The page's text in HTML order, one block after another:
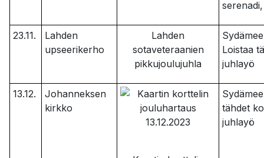
23.11.
Lahden
upseerikerho
Lahden
sotaveteraanien
pikkujoulujuhla
Loistaa
juhlayö
13.12.
Johanneksen
kirkko
tähdet
juhlayö